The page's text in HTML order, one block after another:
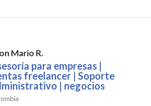
Mario R.
para empresas |
freelancer | Soporte
| negocios